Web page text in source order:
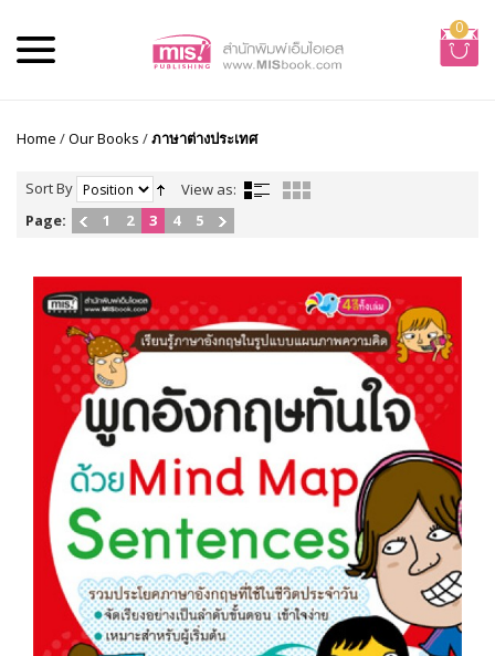
0
Home /Our Books /ภาษาต่างประเทศ
Sort By
View as:
Page:
1 2 3 4 5